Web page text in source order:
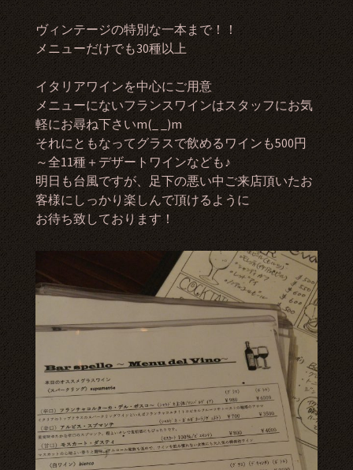
ヴィンテージの特別な一本まで！！
メニューだけでも30種以上
イタリアワインを中心にご用意
メニューにないフランスワインはスタッフにお気
軽にお尋ね下さいm(_ _)m
それにともなってグラスで飲めるワインも500円
～全11種＋デザートワインなども♪
明日も台風ですが、足下の悪い中ご来店頂いたお
客様にしっかり楽しんで頂けるように
お待ち致しております！